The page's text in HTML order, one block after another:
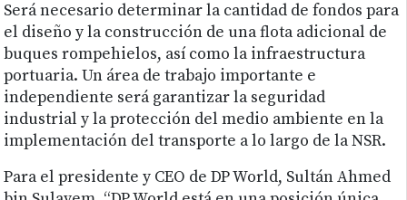
Será necesario determinar la cantidad de fondos para
el diseño y la construcción de una flota adicional de
buques rompehielos, así como la infraestructura
portuaria. Un área de trabajo importante e
independiente será garantizar la seguridad
industrial y la protección del medio ambiente en la
implementación del transporte a lo largo de la NSR.
Para el presidente y CEO de DP World, Sultán Ahmed